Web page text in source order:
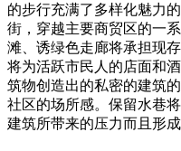
的步行充满了多样化魅力
街，穿越主要商贸区的一
滩、诱绿色走廊将承担现
将为活跃市民人的店面和
筑物创造出的私密的建筑
社区的场所感。保留水巷
建筑所带来的压力而且形成